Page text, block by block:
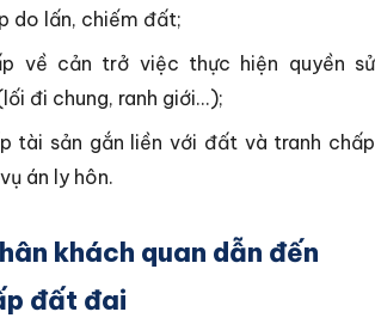
do lấn, chiếm đất;
về cản trở việc thực hiện quyền sử
đi chung, ranh giới...);
tài sản gắn liền với đất và tranh chấp
án ly hôn.
khách quan dẫn đến
đất đai